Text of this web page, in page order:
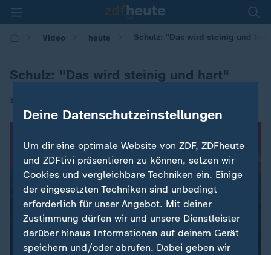
Video heute Schulz: "Das wird steinig und
Schulz: "Das wird steinig und hart"
15.05.2017 | 10:30
Deine Datenschutzeinstellungen
Um dir eine optimale Website von ZDF, ZDFheute
und ZDFtivi präsentieren zu können, setzen wir
Cookies und vergleichbare Techniken ein. Einige
der eingesetzten Techniken sind unbedingt
erforderlich für unser Angebot. Mit deiner
Zustimmung dürfen wir und unsere Dienstleister
darüber hinaus Informationen auf deinem Gerät
speichern und/oder abrufen. Dabei geben wir